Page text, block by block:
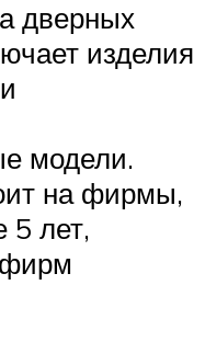
дверных
изделия
модели.
на фирмы,
5 лет,